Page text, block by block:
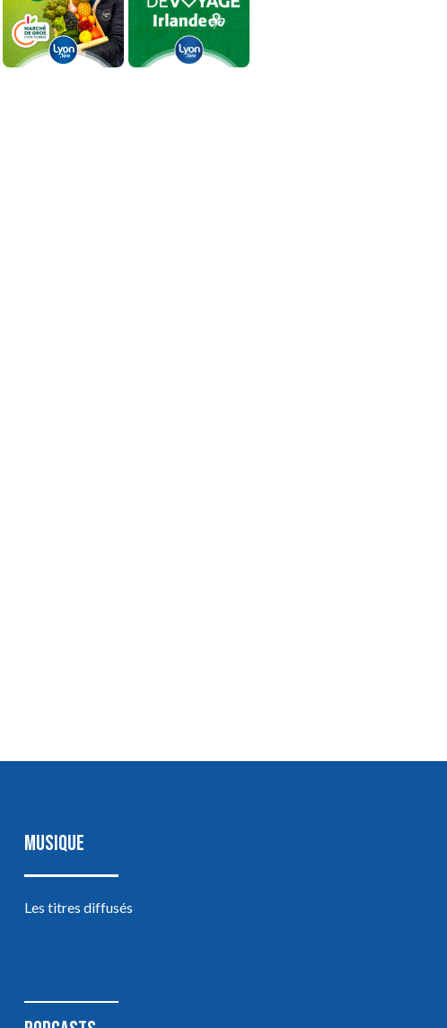
MUSIQUE
Les titres diffusés